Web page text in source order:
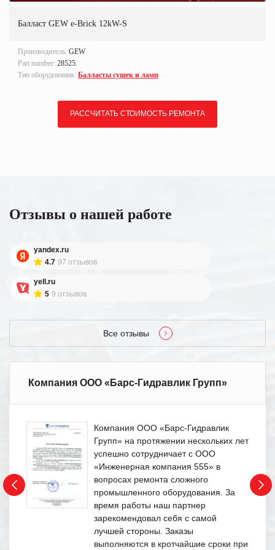
Балласт GEW e-Brick 12kW-S
Производитель: GEW
Part number: 28525.
Тип оборудования: Балласты сушек и ламп
РАССЧИТАТЬ СТОИМОСТЬ РЕМОНТА
Отзывы о нашей работе
yandex.ru
4.7 97 отзывов
yell.ru
5 9 отзывов
Все отзывы
Компания ООО «Барс-Гидравлик Групп»
Компания ООО «Барс-Гидравлик
Групп» на протяжении нескольких лет
успешно сотрудничает с ООО
«Инженерная компания 555» в
вопросах ремонта сложного
промышленного оборудования. За
время работы наш партнер
зарекомендовал себя с самой
лучшей стороны. Заказы
выполняются в кротчайшие сроки при